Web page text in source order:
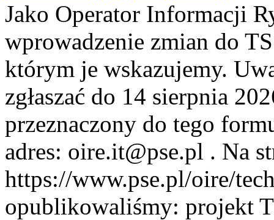
Jako Operator Informacji
wprowadzenie zmian do
którym je wskazujemy.
zgłaszać do 14 sierpnia
przeznaczony do tego
adres: oire.it@pse.pl . Na
https://www.pse.pl/oire/
opublikowaliśmy: projekt